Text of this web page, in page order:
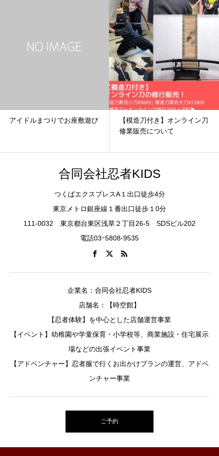
アイドルまつりでお座敷遊び
【模造刀付き】オンライン刀
修業販売について
合同会社忍者KIDS
つくばエクスプレスA１出口徒歩4分
東京メトロ銀座線１番出口徒歩１0分
111-0032 東京都台東区浅草２丁目26-5 SDSビル202
電話03ｰ5808-9535
企業名：合同会社忍者KIDS
店舗名：【時空館】
【忍者体験】を中心とした店舗運営事業
【イベント】幼稚園や学童保育・小学校等、商業施設・住宅展示
場などの出張イベント事業
【アドベンチャー】忍者服で行くお出かけプランの運営、アドベ
ンチャー事業
ご予約